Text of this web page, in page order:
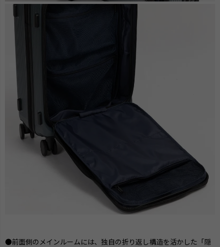
●前面側のメインルームには、独自の折り返し構造を活かした「隠